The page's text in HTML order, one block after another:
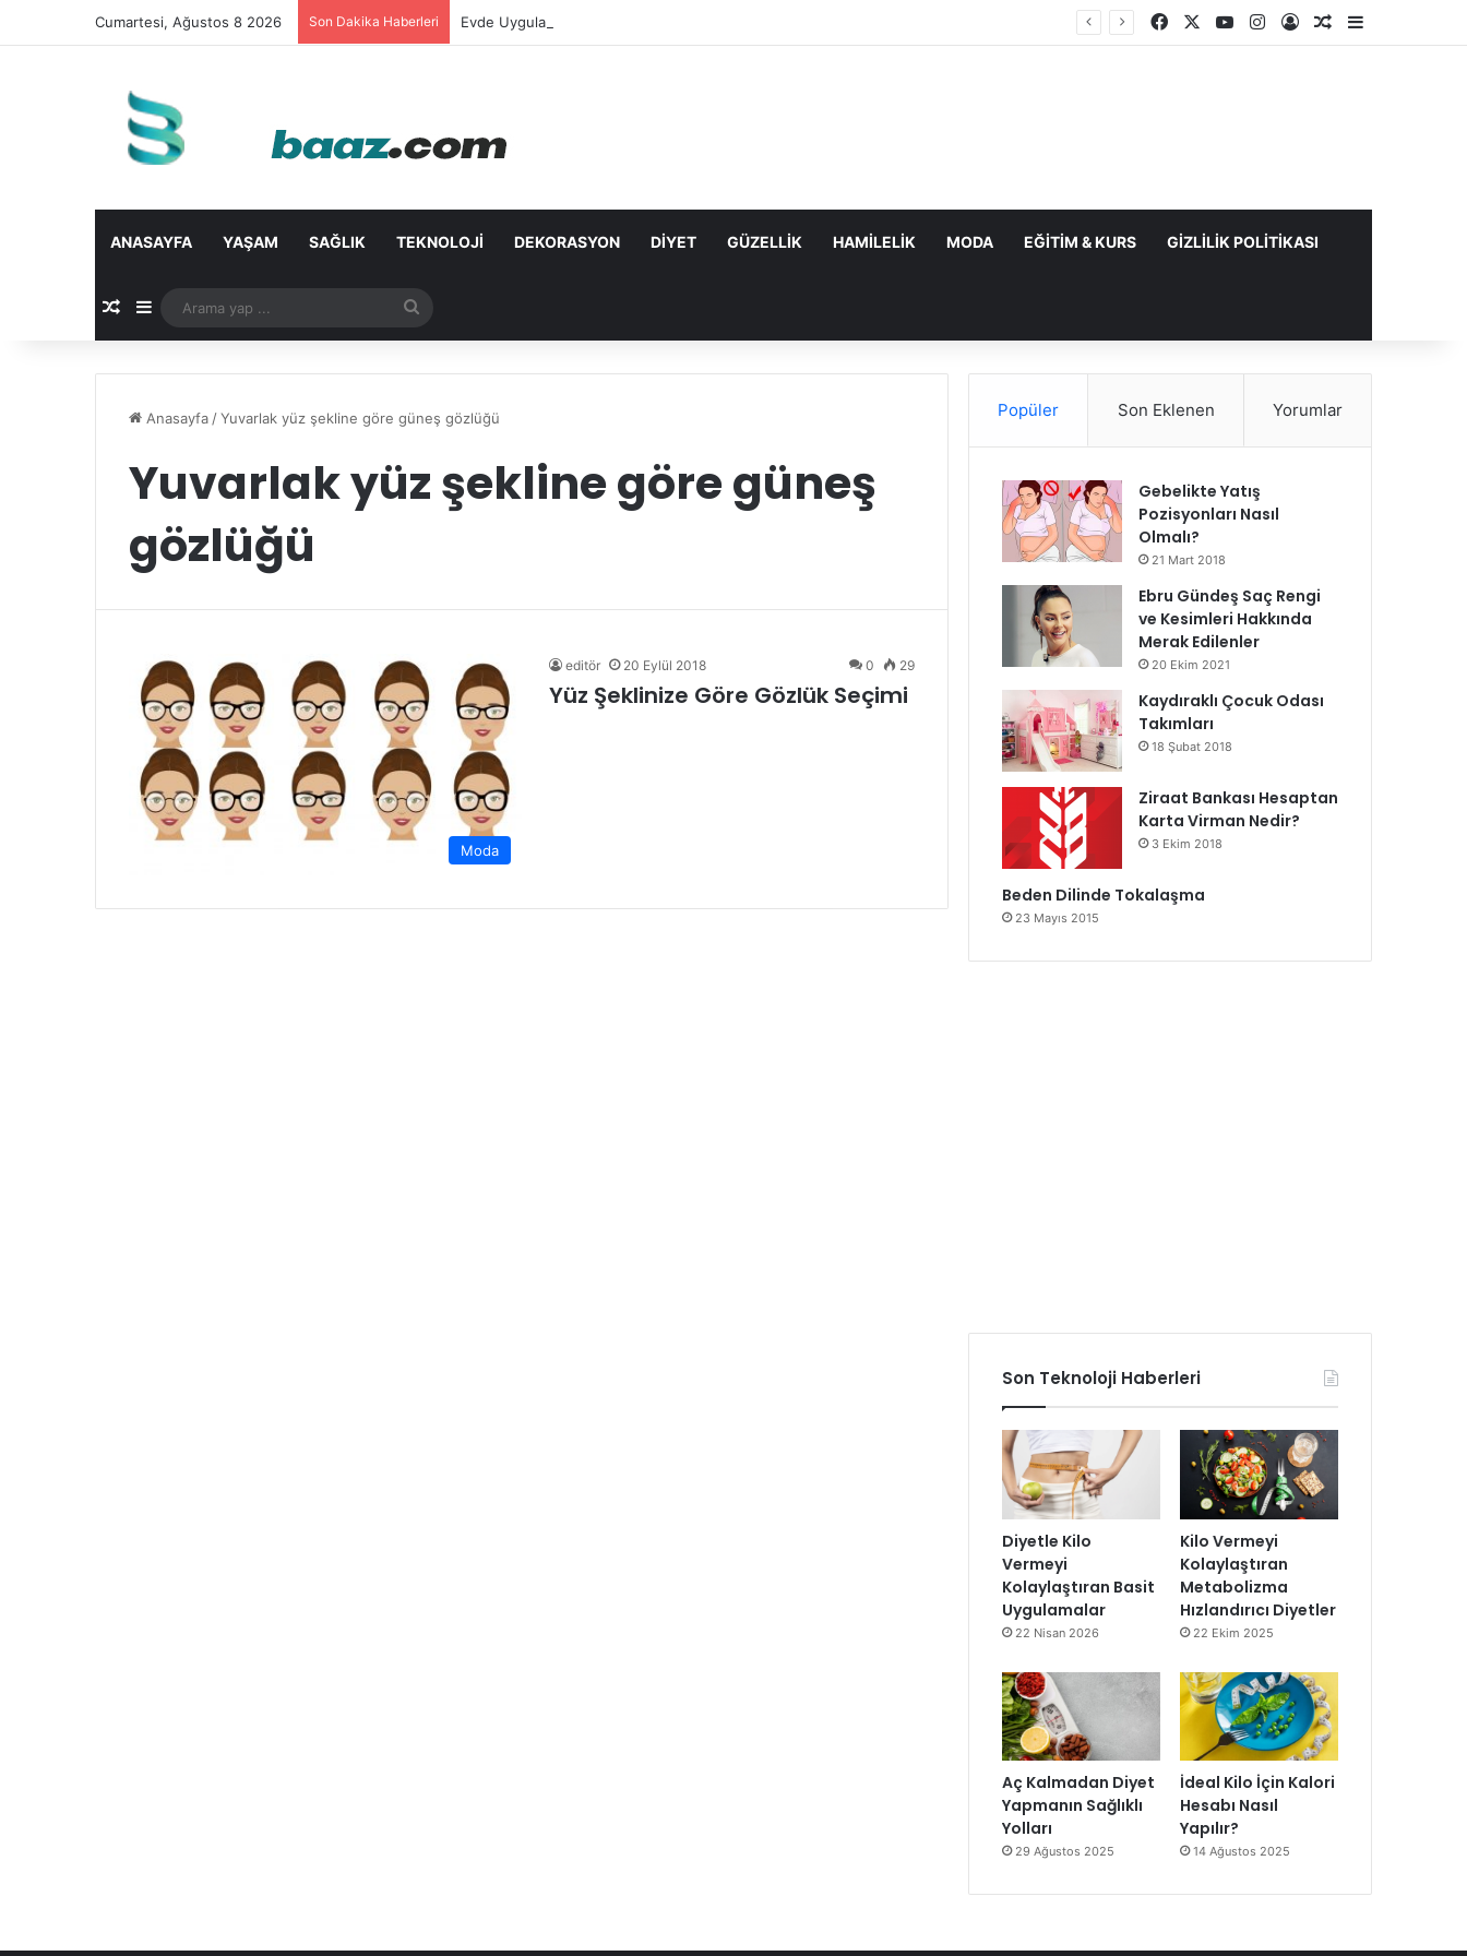
Cumartesi, Ağustos 8 2026 Son Dakika Haberleri Evde Uygulanabilecek Leke Karşıtı Maskeler FacebookYouTubeInstagram
Kayıt OlRastgele Makale
Kenar
ANASAYFA YAŞAM SAĞLIK TEKNOLOJI DEKORASYON DIYET GÜZELLIK HAMILELIK MODA EĞITIM & KURS GIZLILIK POLITIKASI
Rastgele Makale
Kenar Bölmesi
yap
Anasayfa /Yuvarlak yüz şekline göre güneş gözlüğü
Yuvarlak yüz şekline göre güneş
gözlüğü
Moda
editör 20 Eylül 2018 0 29
Yüz Şeklinize Göre Gözlük Seçimi
Popüler Son Eklenen Yorumlar
Gebelikte Yatış
Pozisyonları Nasıl
Olmalı?
21 Mart 2018
Ebru Gündeş Saç Rengi
ve Kesimleri Hakkında
Merak Edilenler
20 Ekim 2021
Kaydıraklı Çocuk Odası
Takımları
18 Şubat 2018
Ziraat Bankası Hesaptan
Karta Virman Nedir?
3 Ekim 2018
Beden Dilinde Tokalaşma
23 Mayıs 2015
Son Teknoloji Haberleri
Diyetle Kilo
Vermeyi
Kolaylaştıran Basit
Uygulamalar
22 Nisan 2026
Kilo Vermeyi
Kolaylaştıran
Metabolizma
Hızlandırıcı Diyetler
22 Ekim 2025
Aç Kalmadan Diyet
Yapmanın Sağlıklı
Yolları
29 Ağustos 2025
İdeal Kilo İçin Kalori
Hesabı Nasıl
Yapılır?
14 Ağustos 2025